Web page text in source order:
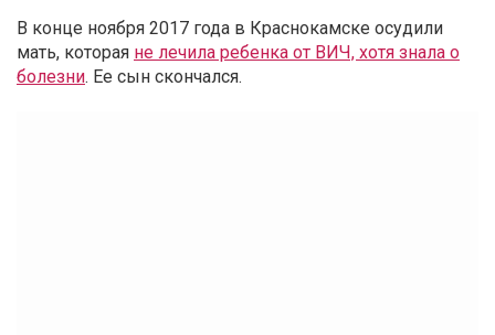
В конце ноября 2017 года в Краснокамске осудили
мать, которая не лечила ребенка от ВИЧ, хотя знала о
болезни. Ее сын скончался.